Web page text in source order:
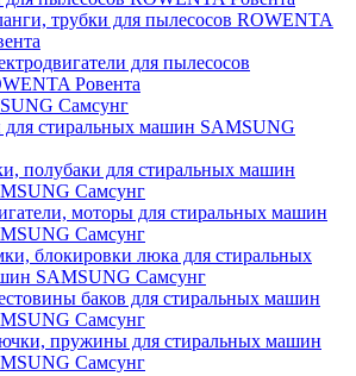
трубки для пылесосов ROWENTA
для пылесосов
Ровента
Самсунг
для стиральных машин SAMSUNG
полубаки для стиральных машин
Самсунг
моторы для стиральных машин
Самсунг
блокировки люка для стиральных
SAMSUNG Самсунг
баков для стиральных машин
Самсунг
пружины для стиральных машин
Самсунг